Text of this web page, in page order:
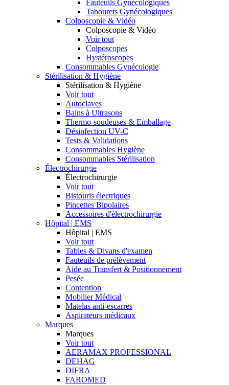
Fauteuils Gynécologiques
Tabourets Gynécologiques
Colposcopie & Vidéo
Colposcopie & Vidéo
Voir tout
Colposcopes
Hystéroscopes
Consommables Gynécologie
Stérilisation & Hygiène
Stérilisation & Hygiène
Voir tout
Autoclaves
Bains à Ultrasons
Thermo-soudeuses & Emballage
Désinfection UV-C
Tests & Validations
Consommables Hygiène
Consommables Stérilisation
Électrochirurgie
Électrochirurgie
Voir tout
Bistouris électriques
Pincettes Bipolaires
Accessoires d'électrochirurgie
Hôpital | EMS
Hôpital | EMS
Voir tout
Tables & Divans d'examen
Fauteuils de prélèvement
Aide au Transfert & Positionnement
Pesée
Contention
Mobilier Médical
Matelas anti-escarres
Aspirateurs médicaux
Marques
Marques
Voir tout
AERAMAX PROFESSIONAL
DEHAG
DIFRA
FAROMED